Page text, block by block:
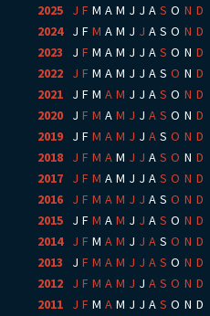
2025 J F M A M J J A S O N D
2024: J F M A M J J A S O N D
2023
J F M A M J J A S O N D
2022
J F M A M J J A S O N D
2021
J F M A M J J A S O N D
2020
J F M A M J J A S O N D
2019
J F M A M J J A S O N D
2018
J F M A M J J A S O N D
2017
J F M A M J J A S O N D
2016
J F M A M J J A S O N D
2015
J F M A M J J A S O N D
2014: J F M A M J J A S O N D
2013
J F M A M J J A S O N D
2012
J F M A M J J A S O N D
2011
J F M A M J J A S O N D